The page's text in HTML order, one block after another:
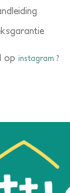
op instagram ?